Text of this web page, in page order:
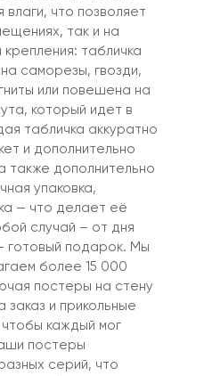
влаги, что позволяет
так и на
табличка
саморезы, гвозди,
или повешена на
который идет в
табличка аккуратно
и дополнительно
также дополнительно
упаковка,
— что делает её
случай – от дня
готовый подарок. Мы
более 15 000
постеры на стену
заказ и прикольные
чтобы каждый мог
постеры
серий, что